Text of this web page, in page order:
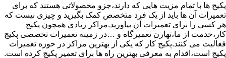
پکیج ها با تمام مزیت هایی که دارند،جزو محصولاتی هستند که برای
تعمیرات آن ها باید از یک فرد متخصص کمک بگیرید و چیزی نیست که
هر کسی را برای تعمیرات آن بیاورید.مراکز زیادی همچون پکیج
کار،خدمت از ما،تهارن تعمیرگاه و …در زمینه تعمیرات تخصصی پکیج
فعالیت می کنند.پکیج کار که یکی از بهترین مراکز در حوزه تعمیرات
پکیج است،اقدام به معرفی بهترین راه ها برای تعمیر پکیج کرده است.